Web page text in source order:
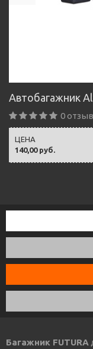
Автобагажник
0
140,00 руб.
ЦЕНА
Багажник FUTURA